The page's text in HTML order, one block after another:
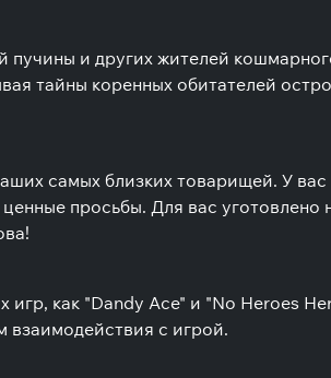
пучины и других жителей
тайны коренных обитателей
самых близких товарищей. У
просьбы. Для вас
как "Dandy Ace" и "No Heroes
с игрой.